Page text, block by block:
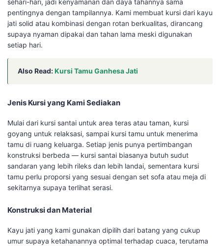
sehari-hari, jadi kenyamanan dan daya tahannya sama
pentingnya dengan tampilannya. Kami membuat kursi dari kayu
jati solid atau kombinasi dengan rotan berkualitas, dirancang
supaya nyaman dipakai dan tahan lama meski digunakan
setiap hari.
Also Read:Kursi Tamu Ganhesa Jati
Jenis Kursi yang Kami Sediakan
Mulai dari kursi santai untuk area teras atau taman, kursi
goyang untuk relaksasi, sampai kursi tamu untuk menerima
tamu di ruang keluarga. Setiap jenis punya pertimbangan
konstruksi berbeda — kursi santai biasanya butuh sudut
sandaran yang lebih rileks dan lebih landai, sementara kursi
tamu perlu proporsi yang sesuai dengan set sofa atau meja di
sekitarnya supaya terlihat serasi.
Konstruksi dan Material
Kayu jati yang kami gunakan dipilih dari batang yang cukup
umur supaya ketahanannya optimal terhadap cuaca, terutama